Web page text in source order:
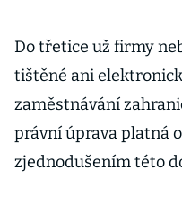
Do třetice už firmy
tištěné ani
zaměstnávání
právní úprava platná
zjednodušením této